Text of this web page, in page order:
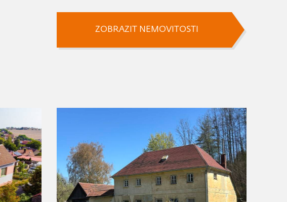
ZOBRAZIT NEMOVITOSTI